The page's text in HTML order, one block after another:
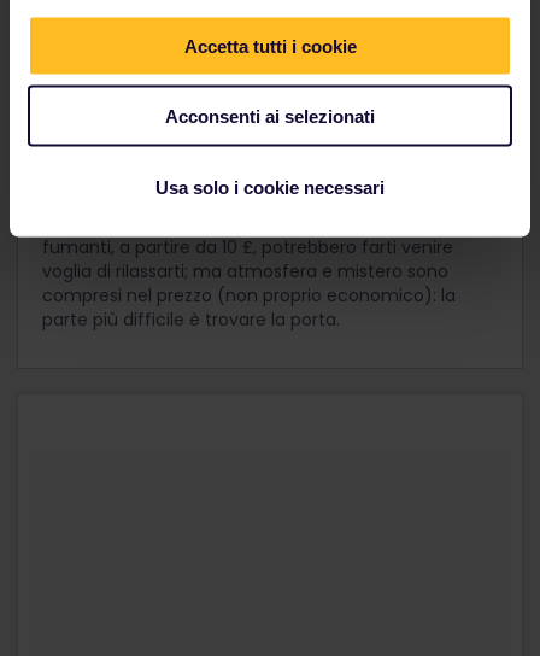
Accetta tutti i cookie
Acconsenti ai selezionati
Usa solo i cookie necessari
22:00 // Soho, così bella
Colora Chinatown di rosso
Concludi la serata nelle vicineSohoeChinatown. Se
karaoke, le famigerate strade lastricate di Soho
pullulano di vita notturna e storia.
Il cocktail barOpium, in Gerrard Street, promette
fumanti, a partire da 10 £, potrebbero farti venire
voglia di rilassarti; ma atmosfera e mistero sono
compresi nel prezzo (non proprio economico): la
parte più difficile è trovare la porta.